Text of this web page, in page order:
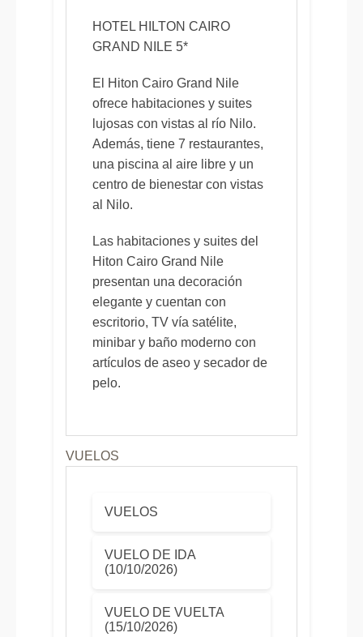
HOTEL HILTON CAIRO
GRAND NILE 5*
El Hiton Cairo Grand Nile
ofrece habitaciones y suites
lujosas con vistas al río Nilo.
Además, tiene 7 restaurantes,
una piscina al aire libre y un
centro de bienestar con vistas
al Nilo.
Las habitaciones y suites del
Hiton Cairo Grand Nile
presentan una decoración
elegante y cuentan con
escritorio, TV vía satélite,
minibar y baño moderno con
artículos de aseo y secador de
pelo.
VUELOS
VUELOS
VUELO DE IDA
(10/10/2026)
VUELO DE VUELTA
(15/10/2026)